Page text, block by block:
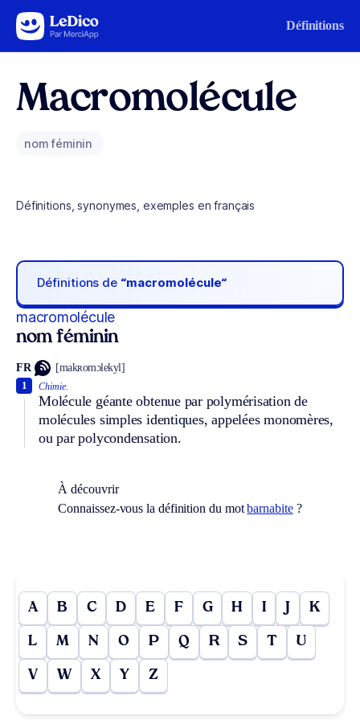
Aller au contenu Définitions
Macromolécule
nom féminin
Définitions, synonymes, exemples en français
Définitions de “macromolécule“
macromolécule
nom féminin
FR [makʀomɔlekyl]
Chimie.
Molécule géante obtenue par polymérisation de
molécules simples identiques, appelées monomères,
ou par polycondensation.
1
À découvrir
Connaissez-vous la définition du motbarnabite?
A B C D E F G H I J K
L M N O P Q R S T U
V W X Y Z